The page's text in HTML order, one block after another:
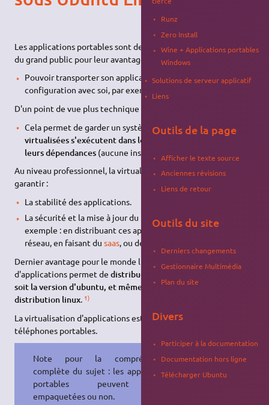
Les applications portables sont de plus en plus utilisées auprès
du grand public pour leur avantage :
Pouvoir transporter son application, ses données, et sa
configuration avec soi, par exemple sur une clé
D'un point de vue plus technique :
Cela permet de garder un système stable : les applications
virtualisées s'exécutent dans leurs environnements et avec
leurs dépendances(aucune installation de librairie).
Au niveau professionnel, la virtualisation d'applications peut
garantir :
La stabilité des applications.
La sécurité et la mise à jour du parc informatique (par
exemple : en distribuant ces applications facilement par
réseau, en faisant du saas, ou de l'
Dernier avantage pour le monde linux : la virtualisation
d'applications permet dedistribuer des logiciels - quelle que
soit la version d'ubuntu, et même quelle que soit la
distribution linux. 1)
La virtualisation d'applications est aussi utilisée pour les
téléphones portables.
Note pour la compréhension
complète du sujet : les applications
portables peuvent être
empaquetées ou non.
Runz
Zero Install
Wine + Applications portables
Windows
Solutions de serveur applicatif
Liens
Outils de la page
Afficher le texte source
Anciennes révisions
Liens de retour
Outils du site
Derniers changements
Gestionnaire Multimédia
Plan du site
Divers
Participer à la documentation
Documentation hors ligne
Télécharger Ubuntu